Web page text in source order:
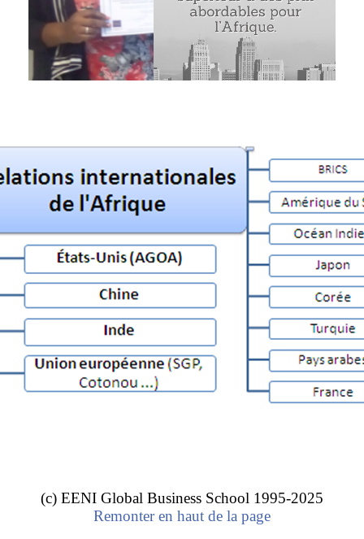
tensions géopolitiques
« Les interactions de la civilisation africaine avec les
de l’EENI Global Business School :
.
Afrique .
de la civilisation africaine avec les autres
(c) EENI Global Business School 1995-2025
Remonter en haut de la page